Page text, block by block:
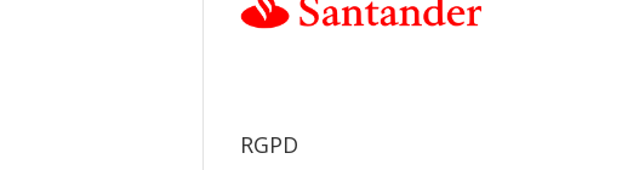
RGPD